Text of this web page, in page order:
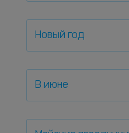
Новый год
В июне